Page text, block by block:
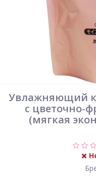
Увлажняющий
с цветочно-
(мягкая